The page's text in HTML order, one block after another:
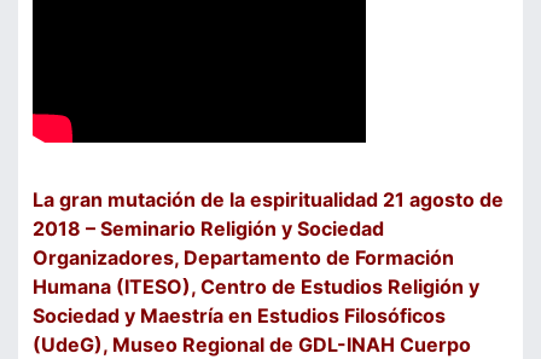
La gran mutación de la espiritualidad 21 agosto de
2018 – Seminario Religión y Sociedad
Organizadores, Departamento de Formación
Humana (ITESO), Centro de Estudios Religión y
Sociedad y Maestría en Estudios Filosóficos
(UdeG), Museo Regional de GDL-INAH Cuerpo